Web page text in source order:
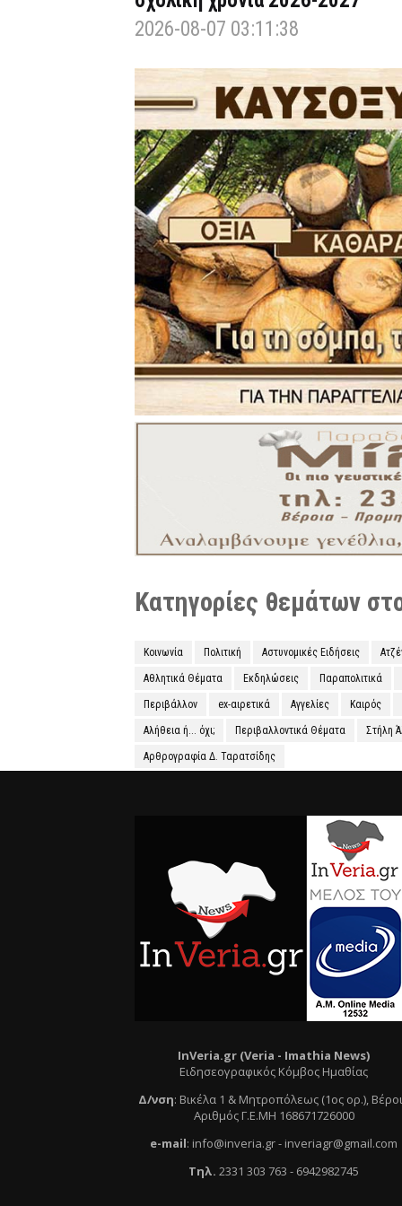
2026-08-07 03:11:38
Κατηγορίες θεμάτων
Κοινωνία Πολιτική Αστυνομικές Ειδήσεις
Αθλητικά Θέματα Εκδηλώσεις Παραπολιτικά
Περιβάλλον ex-αιρετικά Αγγελίες Καιρός
Αλήθεια ή... όχι; Περιβαλλοντικά Θέματα Στήλη
Αρθρογραφία Δ. Ταρατσίδης
InVeria.gr (Veria - Ιmathia News)
Ειδησεογραφικός Κόμβος Ημαθίας
Δ/νση: Βικέλα 1 & Μητροπόλεως (1ος ορ.),
Αριθμός Γ.Ε.ΜΗ 168671726000
e-mail: info@inveria.gr- inveriagr@gmail.com
Τηλ. 2331 303 763 - 6942982745